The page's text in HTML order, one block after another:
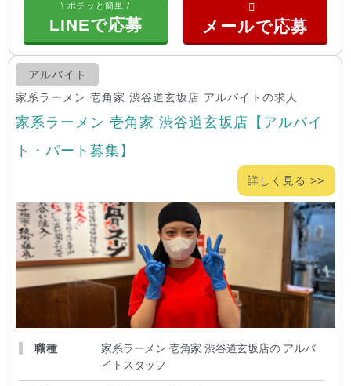
\ ポチッと簡単 /
LINEで応募
アルバイト
家系ラーメン 壱角家 渋谷道玄坂店 アルバイトの求人
家系ラーメン 壱角家 渋谷道玄坂店【アルバイ
ト・パート募集】
詳しく見る >>
職種
家系ラーメン 壱角家 渋谷道玄坂店の アルバ
イトスタッフ